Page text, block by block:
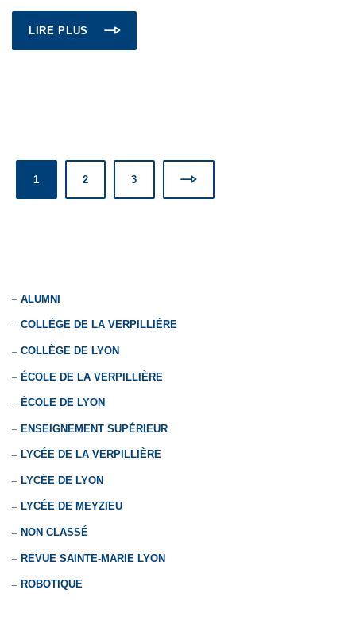
LIRE PLUS
1 2 3
ALUMNI
COLLÈGE DE LA VERPILLIÈRE
COLLÈGE DE LYON
ÉCOLE DE LA VERPILLIÈRE
ÉCOLE DE LYON
ENSEIGNEMENT SUPÉRIEUR
LYCÉE DE LA VERPILLIÈRE
LYCÉE DE LYON
LYCÉE DE MEYZIEU
NON CLASSÉ
REVUE SAINTE-MARIE LYON
ROBOTIQUE